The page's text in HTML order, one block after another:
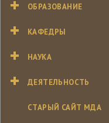
ОБРАЗОВАНИЕ
КАФЕДРЫ
НАУКА
ДЕЯТЕЛЬНОСТЬ
СТАРЫЙ САЙТ МДА